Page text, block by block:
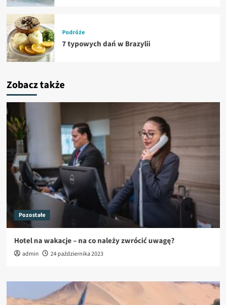
Podróże
7 typowych dań w Brazylii
Zobacz także
Pozostałe
Hotel na wakacje – na co należy zwrócić uwagę?
admin 24 października 2023